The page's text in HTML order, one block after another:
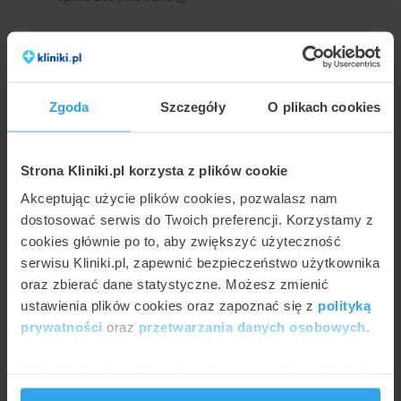
Zgoda Szczegóły O plikach cookies
Strona Kliniki.pl korzysta z plików cookie
Akceptując użycie plików cookies, pozwalasz nam
dostosować serwis do Twoich preferencji. Korzystamy z
cookies głównie po to, aby zwiększyć użyteczność
serwisu Kliniki.pl, zapewnić bezpieczeństwo użytkownika
oraz zbierać dane statystyczne. Możesz zmienić
ustawienia plików cookies oraz zapoznać się z polityką
prywatności oraz przetwarzania danych osobowych.
i reklam, aby oferować funkcje społecznościowe i
Centrum Dermatologiczno-alergologiczne "Derm-Al", Sopot
Joanny Zdanowskiej.Pelen profesjonalizm.Sterylne
Ocena specjalisty:
Odpowiedź placówki na opinię:
Bardzo dziękujemy! Serdecznie
pozdrawiamy!
Centrum Dermatologiczno-
alergologiczne "Derm-Al"